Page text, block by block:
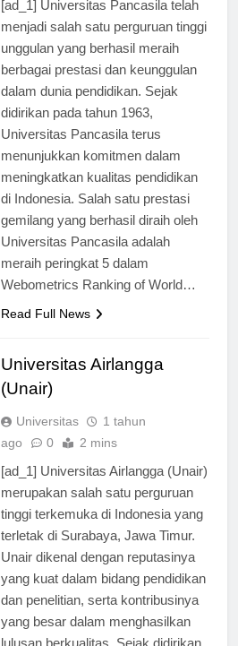
[ad_1] Universitas Pancasila telah
menjadi salah satu perguruan tinggi
unggulan yang berhasil meraih
berbagai prestasi dan keunggulan
dalam dunia pendidikan. Sejak
didirikan pada tahun 1963,
Universitas Pancasila terus
menunjukkan komitmen dalam
meningkatkan kualitas pendidikan
di Indonesia. Salah satu prestasi
gemilang yang berhasil diraih oleh
Universitas Pancasila adalah
meraih peringkat 5 dalam
Universitas Airlangga
(Unair)
Universitas
1 tahun
[ad_1] Universitas Airlangga (Unair)
merupakan salah satu perguruan
tinggi terkemuka di Indonesia yang
terletak di Surabaya, Jawa Timur.
Unair dikenal dengan reputasinya
yang kuat dalam bidang pendidikan
dan penelitian, serta kontribusinya
yang besar dalam menghasilkan